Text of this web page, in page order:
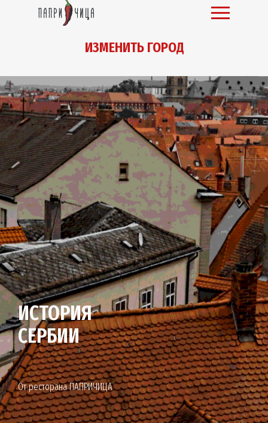
ИЗМЕНИТЬ ГОРОД
ИСТОРИЯ
СЕРБИИ
От ресторана ПАПРИЧИЦА